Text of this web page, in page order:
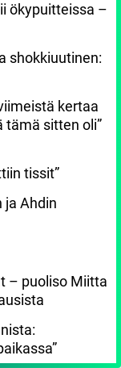
ökypuitteissa –
shokkiuutinen:
kertaa
tämä sitten oli”
tissit”
ja Ahdin
– puoliso Miitta